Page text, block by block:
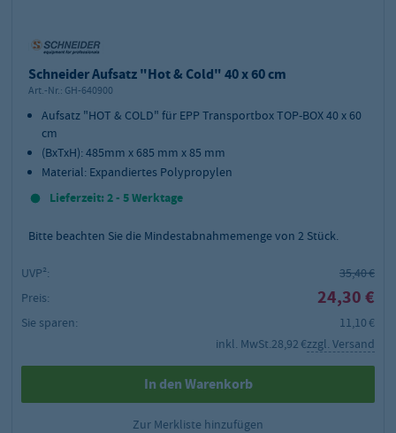
Schneider Aufsatz "Hot & Cold" 40 x 60 cm
Art.-Nr.: GH-640900
Aufsatz "HOT & COLD" für EPP Transportbox TOP-BOX 40 x 60
cm
(BxTxH): 485mm x 685 mm x 85 mm
Material: Expandiertes Polypropylen
Lieferzeit: 2 - 5 Werktage
Bitte beachten Sie die Mindestabnahmemenge von 2 Stück.
UVP²:
35,40 €
Preis:
24,30 €
Sie sparen:
11,10 €
inkl. MwSt.28,92 €zzgl. Versand
In den Warenkorb
Zur Merkliste hinzufügen